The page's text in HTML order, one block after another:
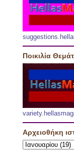
Ποικιλία
Αρχειοθήκη